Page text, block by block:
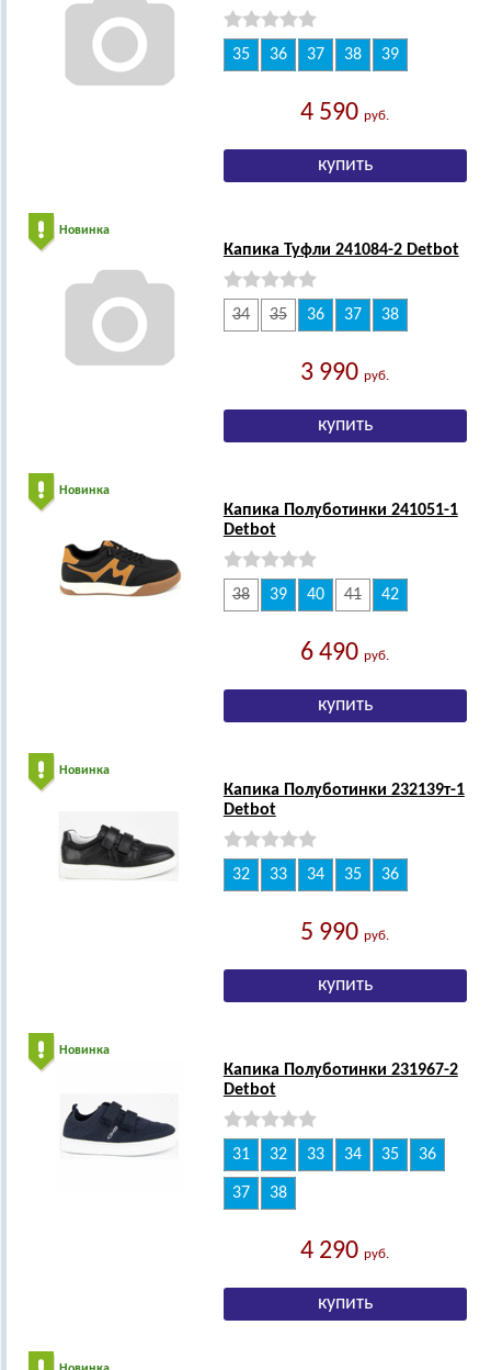
35 36 37 38 39
4 590руб.
Новинка
Капика Туфли 241084-2 Detbot
34 35 36 37 38
3 990руб.
Новинка
Капика Полуботинки 241051-1
Detbot
38 39 40 41 42
6 490руб.
Новинка
Капика Полуботинки 232139т-1
Detbot
32 33 34 35 36
5 990руб.
Новинка
Капика Полуботинки 231967-2
Detbot
31 32 33 34 35 36
37 38
4 290руб.